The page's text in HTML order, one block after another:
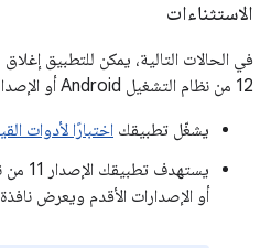
الاستثناءات
في الحالات التالية، يمكن للتطبيق
12 من نظام التشغيل Android أو الإصدارات الأحدث:
يشغّل تطبيقك اختبارًا لأدوات
أو الإصدارات الأقدم ويعرض